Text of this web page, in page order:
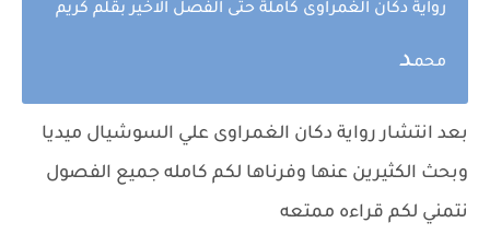
رواية دكان الغمراوى كاملة حتى الفصل الاخير بقلم كريم
محمد
بعد انتشار رواية دكان الغمراوى علي السوشيال ميديا
وبحث الكثيرين عنها وفرناها لكم كامله جميع الفصول
نتمني لكم قراءه ممتعه